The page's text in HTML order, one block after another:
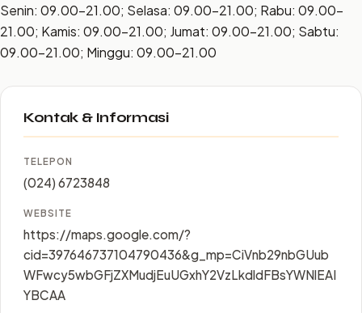
Senin: 09.00–21.00; Selasa: 09.00–21.00; Rabu: 09.00–
21.00; Kamis: 09.00–21.00; Jumat: 09.00–21.00; Sabtu:
09.00–21.00; Minggu: 09.00–21.00
Kontak & Informasi
TELEPON
(024) 6723848
WEBSITE
https://maps.google.com/?
cid=397646737104790436&g_mp=CiVnb29nbGUub
WFwcy5wbGFjZXMudjEuUGxhY2VzLkdldFBsYWNlEAI
YBCAA